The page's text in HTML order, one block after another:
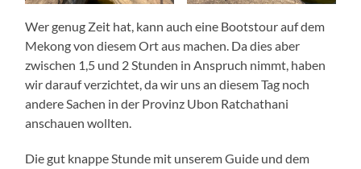
Wer genug Zeit hat, kann auch eine Bootstour auf dem
Mekong von diesem Ort aus machen. Da dies aber
zwischen 1,5 und 2 Stunden in Anspruch nimmt, haben
wir darauf verzichtet, da wir uns an diesem Tag noch
andere Sachen in der Provinz Ubon Ratchathani
anschauen wollten.
Die gut knappe Stunde mit unserem Guide und dem